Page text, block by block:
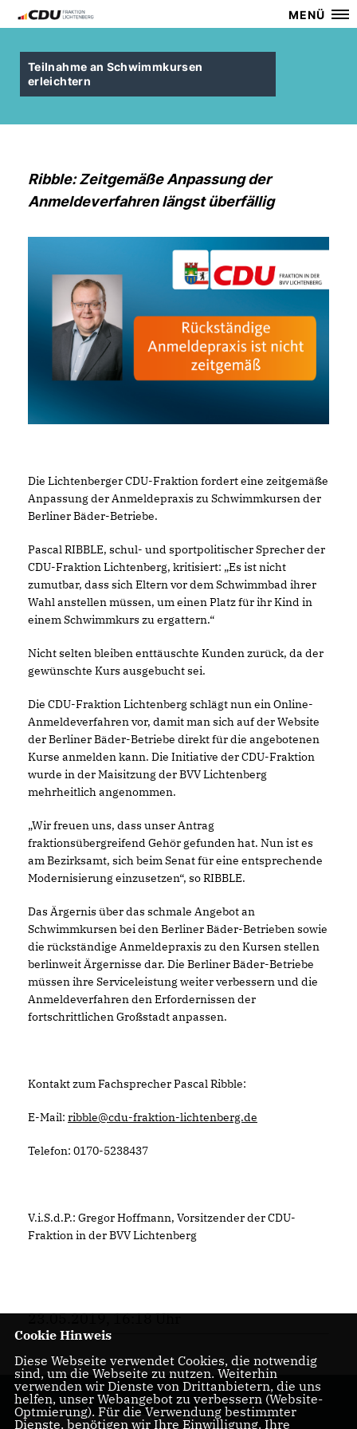
MENÜ
Teilnahme an Schwimmkursen
erleichtern
Ribble: Zeitgemäße Anpassung der
Anmeldeverfahren längst überfällig
Die Lichtenberger CDU-Fraktion fordert eine zeitgemäße
Anpassung der Anmeldepraxis zu Schwimmkursen der
Berliner Bäder-Betriebe.
Pascal RIBBLE, schul- und sportpolitischer Sprecher der
CDU-Fraktion Lichtenberg, kritisiert: „Es ist nicht
zumutbar, dass sich Eltern vor dem Schwimmbad ihrer
Wahl anstellen müssen, um einen Platz für ihr Kind in
einem Schwimmkurs zu ergattern.“
Nicht selten bleiben enttäuschte Kunden zurück, da der
gewünschte Kurs ausgebucht sei.
Die CDU-Fraktion Lichtenberg schlägt nun ein Online-
Anmeldeverfahren vor, damit man sich auf der Website
der Berliner Bäder-Betriebe direkt für die angebotenen
Kurse anmelden kann. Die Initiative der CDU-Fraktion
wurde in der Maisitzung der BVV Lichtenberg
mehrheitlich angenommen.
Wir freuen uns, dass unser Antrag
fraktionsübergreifend Gehör gefunden hat. Nun ist es
am Bezirksamt, sich beim Senat für eine entsprechende
Modernisierung einzusetzen“, so RIBBLE.
Das Ärgernis über das schmale Angebot an
Schwimmkursen bei den Berliner Bäder-Betrieben sowie
die rückständige Anmeldepraxis zu den Kursen stellen
berlinweit Ärgernisse dar. Die Berliner Bäder-Betriebe
müssen ihre Serviceleistung weiter verbessern und die
Anmeldeverfahren den Erfordernissen der
fortschrittlichen Großstadt anpassen.
Kontakt zum Fachsprecher Pascal Ribble:
E-Mail: ribble@cdu-fraktion-lichtenberg.de
Telefon: 0170-5238437
V.i.S.d.P.: Gregor Hoffmann, Vorsitzender der CDU-
Fraktion in der BVV Lichtenberg
23.05.2019, 16:18 Uhr
Cookie Hinweis
Diese Webseite verwendet Cookies, die notwendig
sind, um die Webseite zu nutzen. Weiterhin
verwenden wir Dienste von Drittanbietern, die uns
helfen, unser Webangebot zu verbessern (Website-
Optmierung). Für die Verwendung bestimmter
Dienste, benötigen wir Ihre Einwilligung. Ihre